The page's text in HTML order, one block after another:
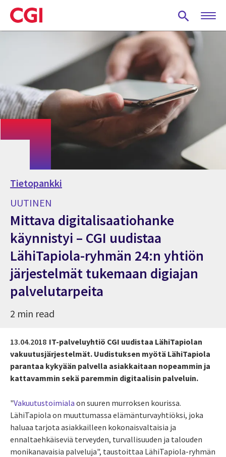
Skip
to
main
Tietopankki
UUTINEN
Mittava digitalisaatiohanke
käynnistyi – CGI uudistaa
LähiTapiola-ryhmän 24:n yhtiön
järjestelmät tukemaan digiajan
palvelutarpeita
2 min read
13.04.2018 IT-palveluyhtiö CGI uudistaa LähiTapiolan
vakuutusjärjestelmät. Uudistuksen myötä LähiTapiola
parantaa kykyään palvella asiakkaitaan nopeammin ja
kattavammin sekä paremmin digitaalisin palveluin.
"Vakuutustoimiala on suuren murroksen kourissa.
LähiTapiola on muuttumassa elämänturvayhtiöksi, joka
haluaa tarjota asiakkailleen kokonaisvaltaisia ja
ennaltaehkäiseviä terveyden, turvallisuuden ja talouden
monikanavaisia palveluja", taustoittaa LähiTapiola-ryhmän